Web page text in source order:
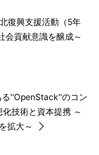
復興支援活動（5年
会貢献意識を醸成～
る''OpenStack''のコン
技術と資本提携 ～
拡大～